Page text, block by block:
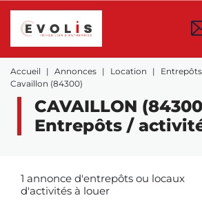
Accueil Annonces Location
Cavaillon (84300)
CAVAILLON
Entrepôts /
1 annonce d'entrepôts ou locaux
d'activités à louer